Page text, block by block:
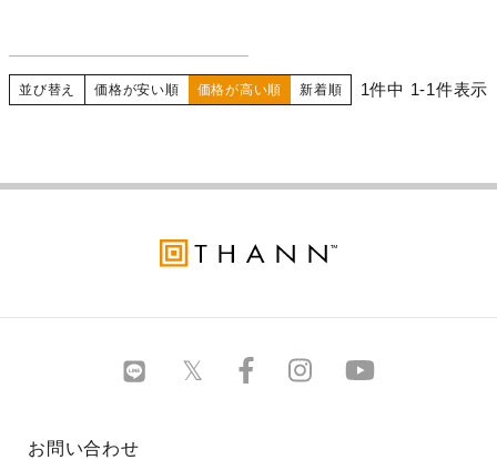
並び替え 価格が安い順 価格が高い順 新着順 1件中 1-1件表示
お問い合わせ